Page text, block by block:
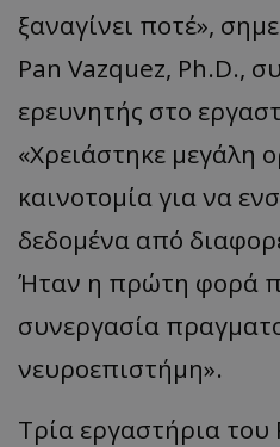
ξαναγίνει ποτέ»,
Pan Vazquez, Ph.D.,
ερευνητής στο
«Χρειάστηκε μεγάλη
καινοτομία για να
δεδομένα από
Ήταν η πρώτη φορά
συνεργασία
νευροεπιστήμη».
Τρία εργαστήρια